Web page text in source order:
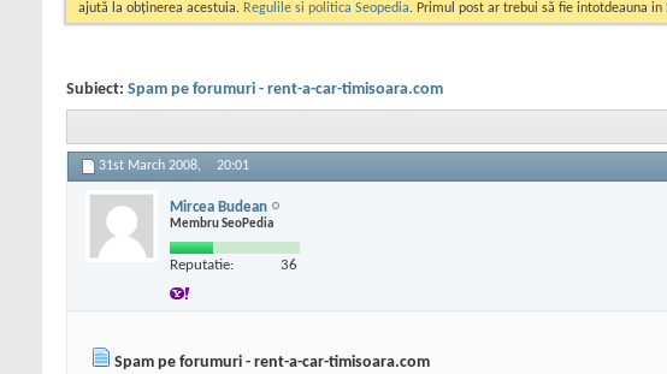
ajută la obținerea acestuia. Regulile si politica Seopedia. Primul post ar trebui să fie intotdeauna in
Subiect: Spam pe forumuri - rent-a-car-timisoara.com
31st March 2008, 20:01
Mircea Budean
Membru SeoPedia
Reputatie: 36
Spam pe forumuri - rent-a-car-timisoara.com